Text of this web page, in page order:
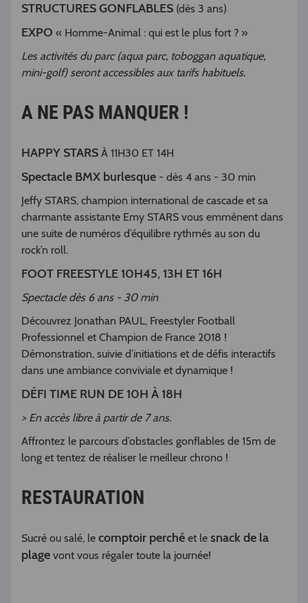
STRUCTURES GONFLABLES (dès 3 ans)
EXPO « Homme-Animal : qui est le plus fort ? »
Les activités du parc (aqua parc, toboggan aquatique,
mini-golf) seront accessibles aux tarifs habituels.
A NE PAS MANQUER !
HAPPY STARS À 11H30 ET 14H
Spectacle BMX burlesque - dès 4 ans - 30 min
Jeffy STARS, champion international de cascade et sa
charmante assistante Emy STARS vous emmènent dans
une suite de numéros d’équilibre rythmés au son du
rock’n roll.
FOOT FREESTYLE 10H45, 13H ET 16H
Spectacle dès 6 ans - 30 min
Découvrez Jonathan PAUL, Freestyler Football
Professionnel et Champion de France 2018 !
Démonstration, suivie d’initiations et de défis interactifs
dans une ambiance conviviale et dynamique !
DÉFI TIME RUN DE 10H À 18H
> En accès libre à partir de 7 ans.
Affrontez le parcours d’obstacles gonflables de 15m de
long et tentez de réaliser le meilleur chrono !
RESTAURATION
Sucré ou salé, le comptoir perché et le snack de la
plage vont vous régaler toute la journée!